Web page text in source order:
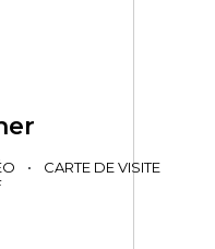
•
CARTE DE VISITE